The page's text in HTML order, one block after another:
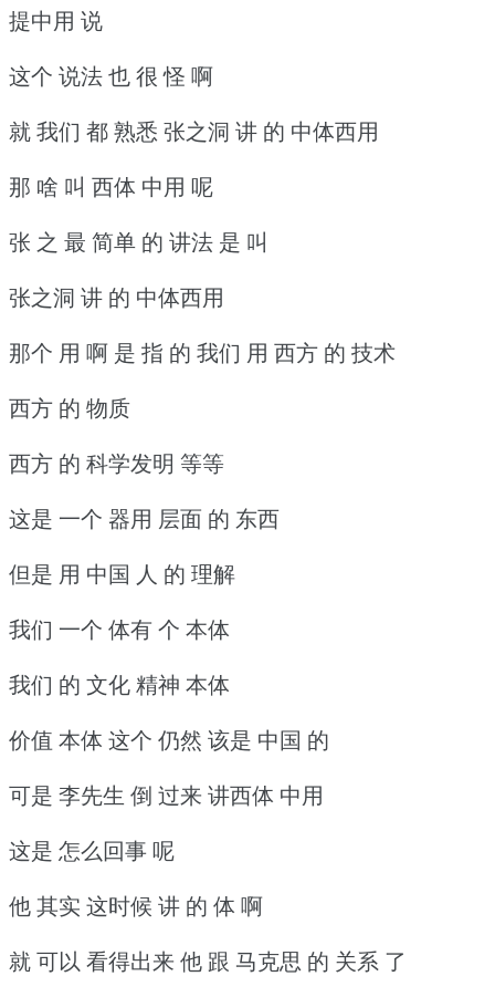
提中用 说
这个 说法 也 很 怪 啊
就 我们 都 熟悉 张之洞 讲 的 中体西用
那 啥 叫 西体 中用 呢
张 之 最 简单 的 讲法 是 叫
张之洞 讲 的 中体西用
那个 用 啊 是 指 的 我们 用 西方 的 技术
西方 的 物质
西方 的 科学发明 等等
这是 一个 器用 层面 的 东西
但是 用 中国 人 的 理解
我们 一个 体有 个 本体
我们 的 文化 精神 本体
价值 本体 这个 仍然 该是 中国 的
可是 李先生 倒 过来 讲西体 中用
这是 怎么回事 呢
他 其实 这时候 讲 的 体 啊
就 可以 看得出来 他 跟 马克思 的 关系 了